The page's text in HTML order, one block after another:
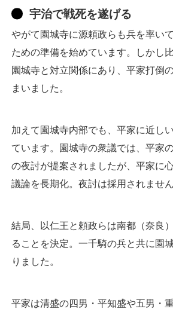
宇治で戦死を遂げる
やがて園城寺に源頼政らも兵を率い
ための準備を始めています。しかし
園城寺と対立関係にあり、平家打倒
まいました。
加えて園城寺内部でも、平家に近し
ています。園城寺の衆議では、平家
の夜討が提案されましたが、平家に
議論を長期化。夜討は採用されません
結局、以仁王と頼政らは南都（奈良
ることを決定。一千騎の兵と共に園
りました。
平家は清盛の四男・平知盛や五男・